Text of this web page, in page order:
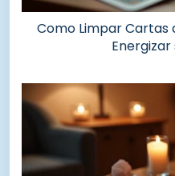
Como Limpar Cartas